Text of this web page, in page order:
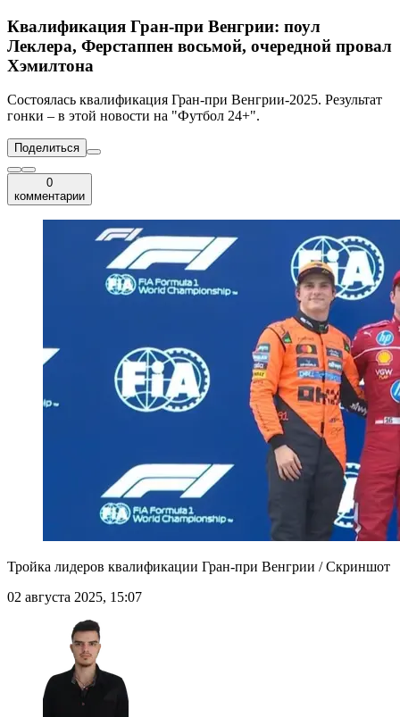
Квалификация Гран-при Венгрии: поул
Леклера, Ферстаппен восьмой, очередной провал
Хэмилтона
Состоялась квалификация Гран-при Венгрии-2025. Результат
гонки – в этой новости на "Футбол 24+".
Поделиться
0
комментарии
Тройка лидеров квалификации Гран-при Венгрии / Скриншот
02 августа 2025, 15:07